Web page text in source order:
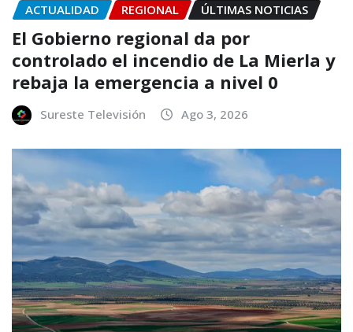
ACTUALIDAD REGIONAL ÚLTIMAS NOTICIAS
El Gobierno regional da por
controlado el incendio de La Mierla y
rebaja la emergencia a nivel 0
Sureste Televisión Ago 3, 2026